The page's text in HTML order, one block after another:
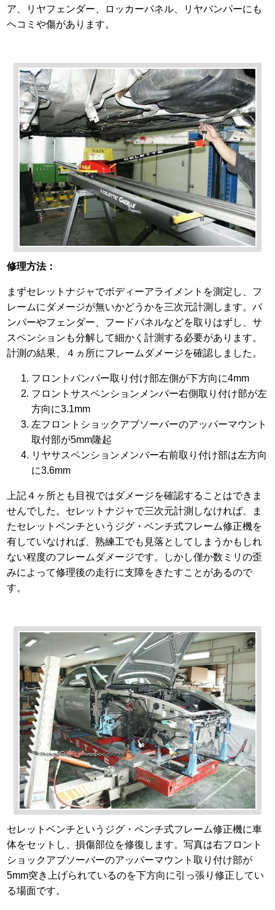
ア、リヤフェンダー、ロッカーパネル、リヤバンパーにも
ヘコミや傷があります。
修理方法：
まずセレットナジャでボディーアライメントを測定し、フ
レームにダメージが無いかどうかを三次元計測します。バ
ンパーやフェンダー、フードパネルなどを取りはずし、サ
スペンションも分解して細かく計測する必要があります。
計測の結果、４ヵ所にフレームダメージを確認しました。
フロントバンパー取り付け部左側が下方向に4mm
フロントサスペンションメンバー右側取り付け部が左
方向に3.1mm
左フロントショックアブソーバーのアッパーマウント
取付部が5mm隆起
リヤサスペンションメンバー右前取り付け部は左方向
に3.6mm
上記４ヶ所とも目視ではダメージを確認することはできま
せんでした。セレットナジャで三次元計測しなければ、ま
たセレットベンチというジグ・ベンチ式フレーム修正機を
有していなければ、熟練工でも見落としてしまうかもしれ
ない程度のフレームダメージです。しかし僅か数ミリの歪
みによって修理後の走行に支障をきたすことがあるので
す。
セレットベンチというジグ・ベンチ式フレーム修正機に車
体をセットし、損傷部位を修復します。写真は右フロント
ショックアブソーバーのアッパーマウント取り付け部が
5mm突き上げられているのを下方向に引っ張り修正してい
る場面です。